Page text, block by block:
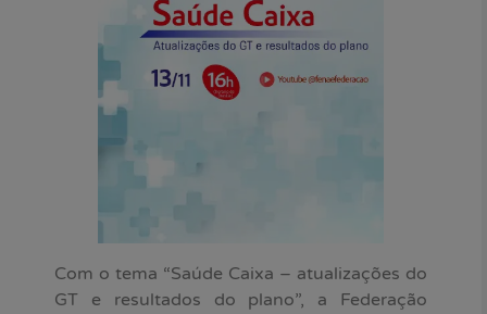
Com o tema “Saúde Caixa – atualizações do
GT e resultados do plano”, a Federação